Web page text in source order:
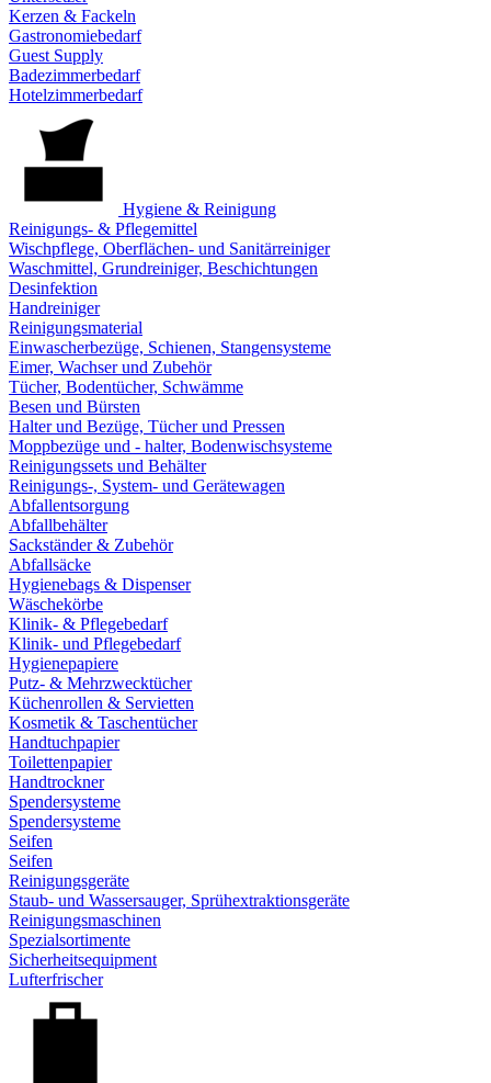
Kerzen & Fackeln
Gastronomiebedarf
Guest Supply
Badezimmerbedarf
Hotelzimmerbedarf
Hygiene & Reinigung
Reinigungs- & Pflegemittel
Wischpflege, Oberflächen- und Sanitärreiniger
Waschmittel, Grundreiniger, Beschichtungen
Desinfektion
Handreiniger
Reinigungsmaterial
Einwascherbezüge, Schienen, Stangensysteme
Eimer, Wachser und Zubehör
Tücher, Bodentücher, Schwämme
Besen und Bürsten
Halter und Bezüge, Tücher und Pressen
Moppbezüge und - halter, Bodenwischsysteme
Reinigungssets und Behälter
Reinigungs-, System- und Gerätewagen
Abfallentsorgung
Abfallbehälter
Sackständer & Zubehör
Abfallsäcke
Hygienebags & Dispenser
Wäschekörbe
Klinik- & Pflegebedarf
Klinik- und Pflegebedarf
Hygienepapiere
Putz- & Mehrzwecktücher
Küchenrollen & Servietten
Kosmetik & Taschentücher
Handtuchpapier
Toilettenpapier
Handtrockner
Spendersysteme
Spendersysteme
Seifen
Seifen
Reinigungsgeräte
Staub- und Wassersauger, Sprühextraktionsgeräte
Reinigungsmaschinen
Spezialsortimente
Sicherheitsequipment
Lufterfrischer